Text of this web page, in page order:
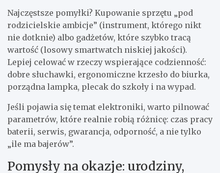
Najczęstsze pomyłki? Kupowanie sprzętu „pod
rodzicielskie ambicje” (instrument, którego nikt
nie dotknie) albo gadżetów, które szybko tracą
wartość (losowy smartwatch niskiej jakości).
Lepiej celować w rzeczy wspierające codzienność:
dobre słuchawki, ergonomiczne krzesło do biurka,
porządna lampka, plecak do szkoły i na wypad.
Jeśli pojawia się temat elektroniki, warto pilnować
parametrów, które realnie robią różnicę: czas pracy
baterii, serwis, gwarancja, odporność, a nie tylko
„ile ma bajerów”.
Pomysły na okazje: urodziny,